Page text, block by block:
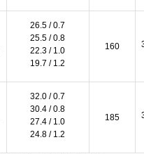
26.5 / 0.7
25.5 / 0.8
22.3 / 1.0
19.7 / 1.2
160
32.0 / 0.7
30.4 / 0.8
27.4 / 1.0
24.8 / 1.2
185